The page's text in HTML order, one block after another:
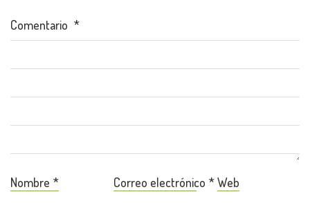
Comentario *
Nombre * Correo electrónico *Web